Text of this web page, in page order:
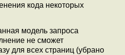
кода некоторых
модель запроса
не сможет
для всех страниц (убрано